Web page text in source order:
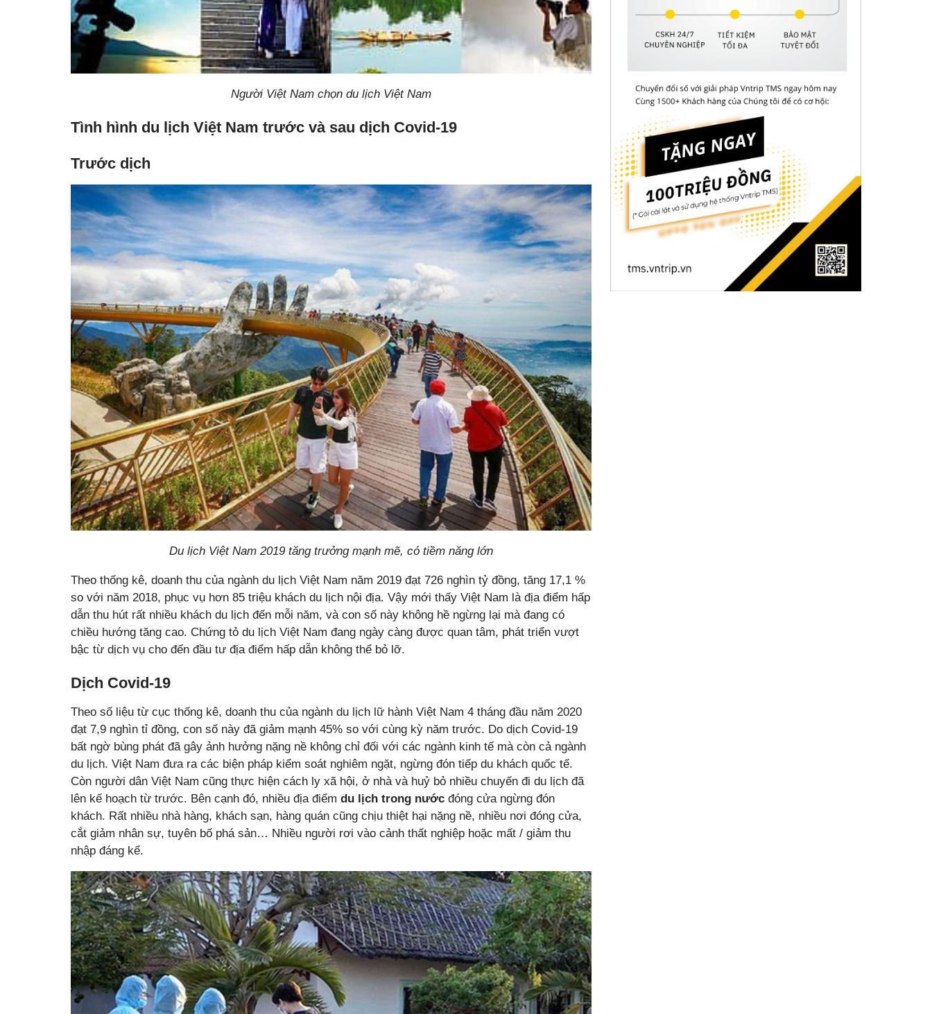
Người Việt Nam chọn du lịch Việt Nam
Tình hình du lịch Việt Nam trước và sau dịch Covid-19
Trước dịch
Du lịch Việt Nam 2019 tăng trưởng mạnh mẽ, có tiềm năng lớn
Theo thống kê, doanh thu của ngành du lịch Việt Nam năm 2019 đạt 726 nghìn tỷ đồng, tăng 17,1 %
so với năm 2018, phục vụ hơn 85 triệu khách du lịch nội địa. Vậy mới thấy Việt Nam là địa điểm hấp
dẫn thu hút rất nhiều khách du lịch đến mỗi năm, và con số này không hề ngừng lại mà đang có
chiều hướng tăng cao. Chứng tỏ du lịch Việt Nam đang ngày càng được quan tâm, phát triển vượt
bậc từ dịch vụ cho đến đầu tư địa điểm hấp dẫn không thể bỏ lỡ.
Dịch Covid-19
Theo số liệu từ cục thống kê, doanh thu của ngành du lịch lữ hành Việt Nam 4 tháng đầu năm 2020
đạt 7,9 nghìn tỉ đồng, con số này đã giảm mạnh 45% so với cùng kỳ năm trước. Do dịch Covid-19
bất ngờ bùng phát đã gây ảnh hưởng nặng nề không chỉ đối với các ngành kinh tế mà còn cả ngành
du lịch. Việt Nam đưa ra các biện pháp kiểm soát nghiêm ngặt, ngừng đón tiếp du khách quốc tế.
Còn người dân Việt Nam cũng thực hiện cách ly xã hội, ở nhà và huỷ bỏ nhiều chuyến đi du lịch đã
lên kế hoạch từ trước. Bên cạnh đó, nhiều địa điểm du lịch trong nước đóng cửa ngừng đón
khách. Rất nhiều nhà hàng, khách sạn, hàng quán cũng chịu thiệt hại nặng nề, nhiều nơi đóng cửa,
cắt giảm nhân sự, tuyên bố phá sản… Nhiều người rơi vào cảnh thất nghiệp hoặc mất / giảm thu
nhập đáng kể.